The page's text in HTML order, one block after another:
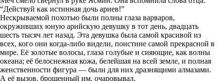
“Действуй как истинная дочь ариев!”
Нескрываемой похотью были полны глаза варваров,
окруживших юную арийскую девушку в тот день, двадцать
шесть тысяч лет назад. Эта девушка была самой красивой из
всех, кого они когда-либо видели, поистине самой прекрасной в
мире. Её золотые волосы, глаза голубые и сияющие, как волны
океана; её белоснежная кожа, белейшая на всей земле, и полная
женственности фигура — были для них дразнящими алмазами.
А её вызов, брошенный им, очаровывал.